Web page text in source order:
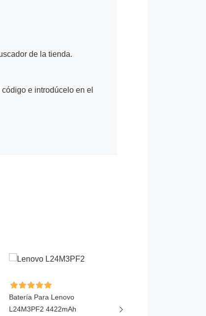
de la tienda.
e introdúcelo en el
Batería Para Lenovo
L24M3PF2 4422mAh